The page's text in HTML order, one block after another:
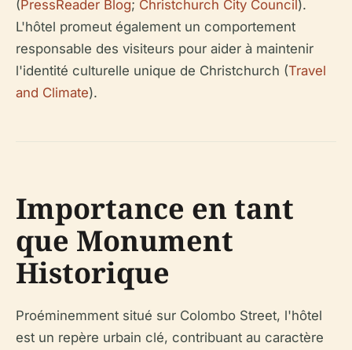
(PressReader Blog; Christchurch City Council).
L'hôtel promeut également un comportement
responsable des visiteurs pour aider à maintenir
l'identité culturelle unique de Christchurch (Travel
and Climate).
Importance en tant
que Monument
Historique
Proéminemment situé sur Colombo Street, l'hôtel
est un repère urbain clé, contribuant au caractère